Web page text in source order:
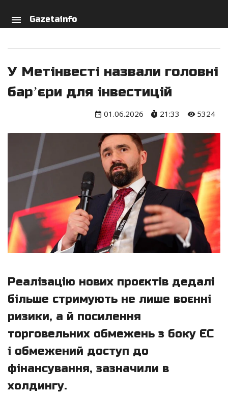
menu Gazetainfo
У Метінвесті назвали головні
барʼєри для інвестицій
01.06.2026 21:33 5324
Реалізацію нових проєктів дедалі
більше стримують не лише воєнні
ризики, а й посилення
торговельних обмежень з боку ЄС
і обмежений доступ до
фінансування, зазначили в
холдингу.